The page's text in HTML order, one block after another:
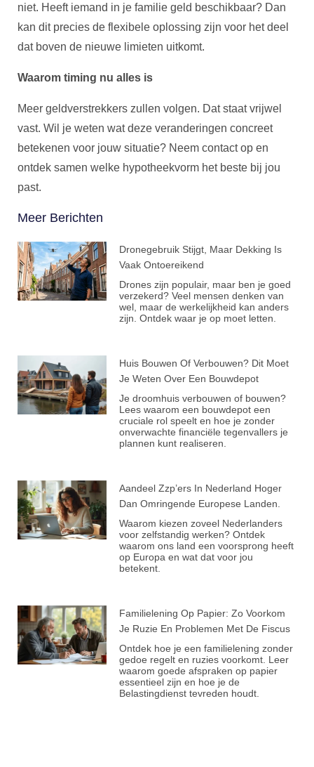
niet. Heeft iemand in je familie geld beschikbaar? Dan
kan dit precies de flexibele oplossing zijn voor het deel
dat boven de nieuwe limieten uitkomt.
Waarom timing nu alles is
Meer geldverstrekkers zullen volgen. Dat staat vrijwel
vast. Wil je weten wat deze veranderingen concreet
betekenen voor jouw situatie? Neem contact op en
ontdek samen welke hypotheekvorm het beste bij jou
past.
Meer Berichten
Dronegebruik Stijgt, Maar Dekking Is
Vaak Ontoereikend
Drones zijn populair, maar ben je goed
verzekerd? Veel mensen denken van
wel, maar de werkelijkheid kan anders
zijn. Ontdek waar je op moet letten.
Huis Bouwen Of Verbouwen? Dit Moet
Je Weten Over Een Bouwdepot
Je droomhuis verbouwen of bouwen?
Lees waarom een bouwdepot een
cruciale rol speelt en hoe je zonder
onverwachte financiële tegenvallers je
plannen kunt realiseren.
Aandeel Zzp’ers In Nederland Hoger
Dan Omringende Europese Landen.
Waarom kiezen zoveel Nederlanders
voor zelfstandig werken? Ontdek
waarom ons land een voorsprong heeft
op Europa en wat dat voor jou
betekent.
Familielening Op Papier: Zo Voorkom
Je Ruzie En Problemen Met De Fiscus
Ontdek hoe je een familielening zonder
gedoe regelt en ruzies voorkomt. Leer
waarom goede afspraken op papier
essentieel zijn en hoe je de
Belastingdienst tevreden houdt.